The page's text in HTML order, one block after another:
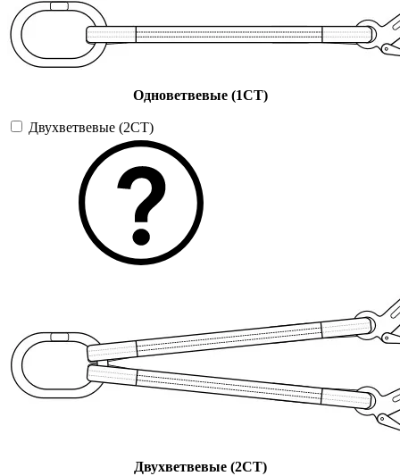
Одноветвевые (1СТ)
Двухветвевые (2СТ)
Двухветвевые (2СТ)